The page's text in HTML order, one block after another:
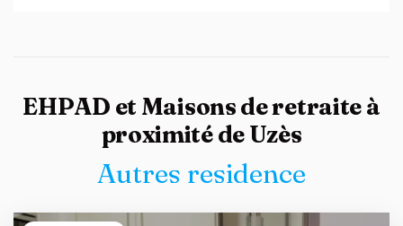
EHPAD et Maisons de retraite à
proximité de Uzès
Autres residence